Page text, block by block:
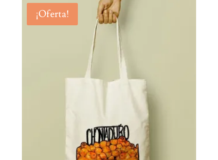
era:
$ 45.000.
es:
$ 35.000.
¡Oferta!